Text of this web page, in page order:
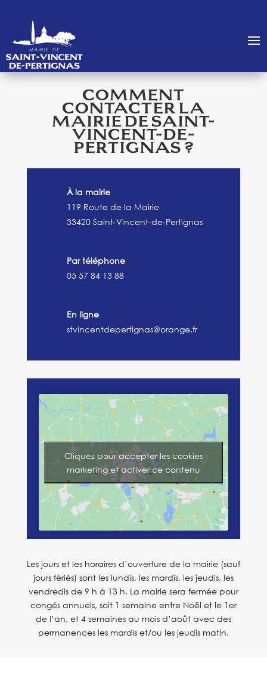
COMMENT
CONTACTER LA
MAIRIE DE SAINT-
VINCENT-DE-
PERTIGNAS ?
À la mairie
119 Route de la Mairie
33420 Saint-Vincent-de-Pertignas
Par téléphone
05 57 84 13 88
En ligne
stvincentdepertignas@orange.fr
Cliquez pour accepter les cookies
marketing et activer ce contenu
Les jours et les horaires d’ouverture de la mairie (sauf
jours fériés) sont les lundis, les mardis, les jeudis, les
vendredis de 9 h à 13 h. La mairie sera fermée pour
congés annuels, soit 1 semaine entre Noël et le 1er
de l’an, et 4 semaines au mois d’août avec des
permanences les mardis et/ou les jeudis matin.